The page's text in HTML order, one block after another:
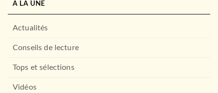
À LA UNE
Actualités
Conseils de lecture
Tops et sélections
Vidéos